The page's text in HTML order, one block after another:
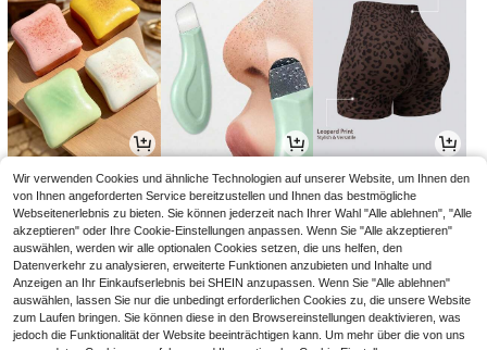
2,88€ 2,88€ 12,81€
Wir verwenden Cookies und ähnliche Technologien auf unserer Website, um Ihnen den
von Ihnen angeforderten Service bereitzustellen und Ihnen das bestmögliche
Webseitenerlebnis zu bieten. Sie können jederzeit nach Ihrer Wahl "Alle ablehnen", "Alle
akzeptieren" oder Ihre Cookie-Einstellungen anpassen. Wenn Sie "Alle akzeptieren"
auswählen, werden wir alle optionalen Cookies setzen, die uns helfen, den
Datenverkehr zu analysieren, erweiterte Funktionen anzubieten und Inhalte und
Anzeigen an Ihr Einkaufserlebnis bei SHEIN anzupassen. Wenn Sie "Alle ablehnen"
auswählen, lassen Sie nur die unbedingt erforderlichen Cookies zu, die unsere Website
zum Laufen bringen. Sie können diese in den Browsereinstellungen deaktivieren, was
jedoch die Funktionalität der Website beeinträchtigen kann. Um mehr über die von uns